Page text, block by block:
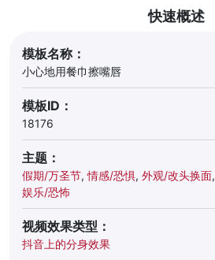
快速概述
模板名称：
小心地用餐巾擦嘴唇
模板ID：
18176
主题：
假期/万圣节,情感/恐惧, 外观/改头换面,
娱乐/恐怖
视频效果类型：
抖音上的分身效果